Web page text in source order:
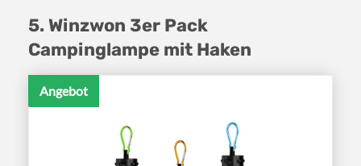
5. Winzwon 3er Pack
Campinglampe mit Haken
Angebot